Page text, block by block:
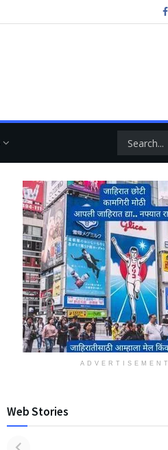
ADVERTISEMENT
Web Stories